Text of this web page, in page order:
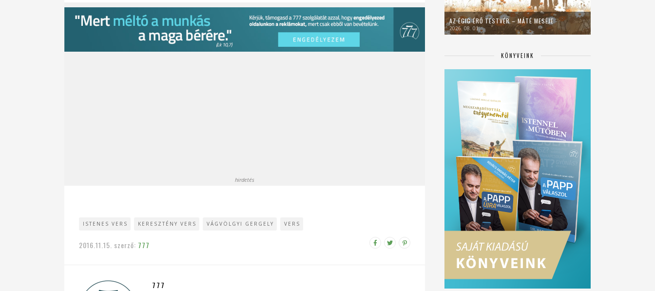
hirdetés
ISTENES VERS KERESZTÉNY VERS VÁGVÖLGYI GERGELY VERS
2016.11.15. szerző: 777
777
AZ ÉGIG ÉRŐ TESTVÉR – MÁTÉ MESÉJE
2026. 08. 01.
KÖNYVEINK